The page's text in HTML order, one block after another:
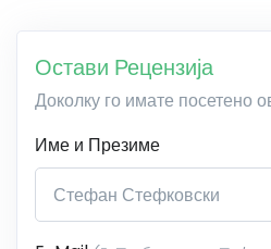
Остави Рецензија
Доколку го имате посетено
Име и Презиме